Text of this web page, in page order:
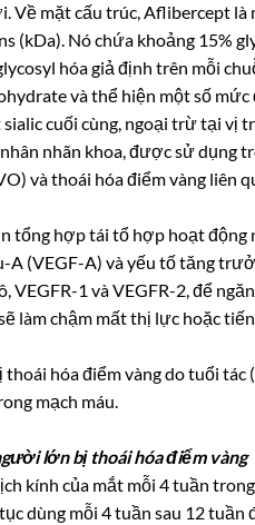
Về mặt cấu trúc, Aflibercept
(kDa). Nó chứa khoảng 15%
hóa giả định trên mỗi
và thể hiện một số mức
cuối cùng, ngoại trừ tại vị
nhãn khoa, được sử dụng
và thoái hóa điểm vàng liên
tổng hợp tái tổ hợp hoạt động
(VEGF-A) và yếu tố tăng
VEGFR-1 và VEGFR-2, để
làm chậm mất thị lực hoặc
hóa điểm vàng do tuổi
mạch máu.
lớn bị thoái hóa điểm vàng
kính của mắt mỗi 4 tuần
dùng mỗi 4 tuần sau 12 tuần